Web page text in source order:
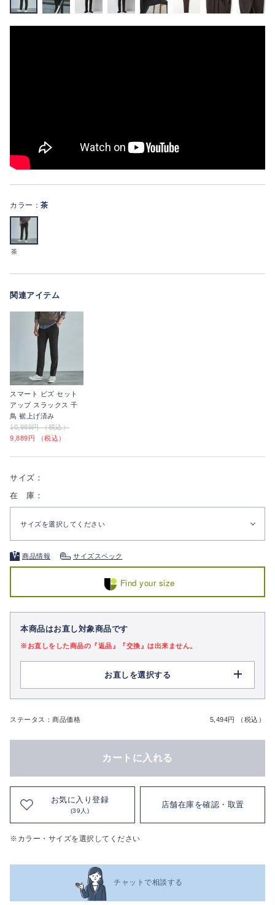
カラー： 茶
茶
関連アイテム
スマート ビズ セット
アップ スラックス 千
鳥 裾上げ済み
10,989円 （税込）
9,889円 （税込）
サイズ：
在 庫：
サイズを選択してください
商品情報 サイズスペック
Find your size
本商品はお直し対象商品です
※お直しをした商品の『返品』『交換』は出来ません。
お直しを選択する
ステータス：商品価格 5,494円 （税込）
カートに入れる
お気に入り登録
(39人)
店舗在庫を確認・取置
※カラー・サイズを選択してください
チャットで相談する